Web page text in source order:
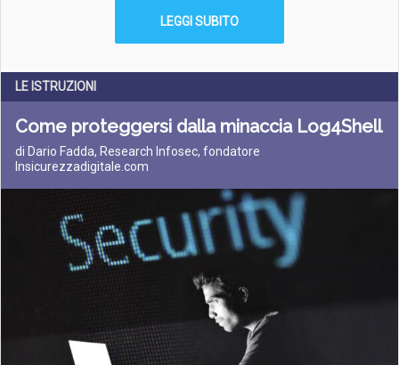
LEGGI SUBITO
LE ISTRUZIONI
Come proteggersi dalla minaccia Log4Shell
di Dario Fadda, Research Infosec, fondatore
Insicurezzadigitale.com